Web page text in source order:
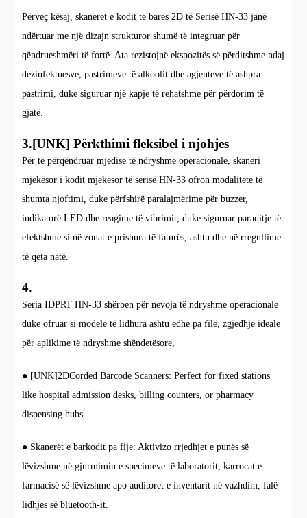
Përveç kësaj, skanerët e kodit të barës 2D të Serisë HN-33 janë
ndërtuar me një dizajn strukturor shumë të integruar për
qëndrueshmëri të fortë. Ata rezistojnë ekspozitës së përditshme ndaj
dezinfektuesve, pastrimeve të alkoolit dhe agjenteve të ashpra
pastrimi, duke siguruar një kapje të rehatshme për përdorim të
gjatë.
3.[UNK] Përkthimi fleksibel i njohjes
Për të përqëndruar mjedise të ndryshme operacionale, skaneri
mjekësor i kodit mjekësor të serisë HN-33 ofron modalitete të
shumta njoftimi, duke përfshirë paralajmërime për buzzer,
indikatorë LED dhe reagime të vibrimit, duke siguruar paraqitje të
efektshme si në zonat e prishura të faturës, ashtu dhe në rregullime
të qeta natë.
4.
Seria IDPRT HN-33 shërben për nevoja të ndryshme operacionale
duke ofruar si modele të lidhura ashtu edhe pa filë, zgjedhje ideale
për aplikime të ndryshme shëndetësore,
● [UNK]2DCorded Barcode Scanners: Perfect for fixed stations
like hospital admission desks, billing counters, or pharmacy
dispensing hubs.
● Skanerët e barkodit pa fije: Aktivizo rrjedhjet e punës së
lëvizshme në gjurmimin e specimeve të laboratorit, karrocat e
farmacisë së lëvizshme apo auditoret e inventarit në vazhdim, falë
lidhjes së bluetooth-it.